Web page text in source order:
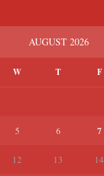
AUGUST 2026
W T F
5 6 7
12 13 14